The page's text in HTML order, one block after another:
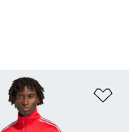
de deseos